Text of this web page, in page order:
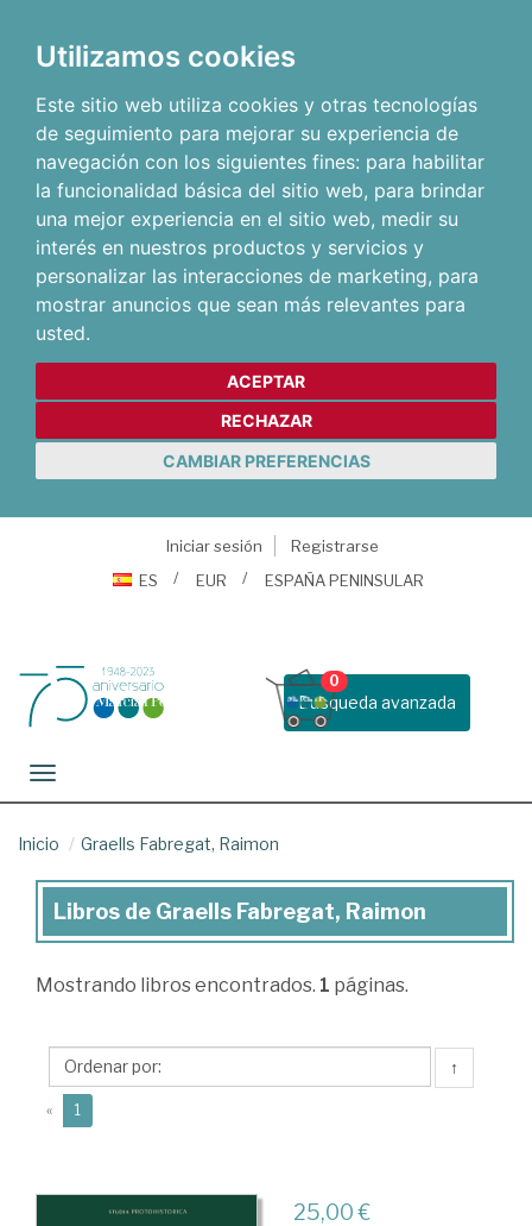
Utilizamos cookies
Este sitio web utiliza cookies y otras tecnologías
de seguimiento para mejorar su experiencia de
navegación con los siguientes fines: para habilitar
la funcionalidad básica del sitio web, para brindar
una mejor experiencia en el sitio web, medir su
interés en nuestros productos y servicios y
personalizar las interacciones de marketing, para
mostrar anuncios que sean más relevantes para
usted.
ACEPTAR
RECHAZAR
CAMBIAR PREFERENCIAS
Iniciar sesión
Registrarse
ES
EUR ESPAÑA PENINSULAR
Busqueda avanzada
0
Toggle navigation
Inicio Graells Fabregat, Raimon
Libros
Graells
Raimon
Libros de Graells Fabregat, Raimon
Mostrando libros encontrados. 1 páginas.
↑
« 1
25,00 €